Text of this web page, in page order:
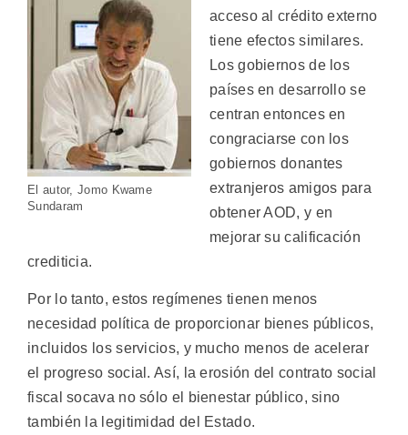
El autor, Jomo Kwame
Sundaram
acceso al crédito externo
tiene efectos similares.
Los gobiernos de los
países en desarrollo se
centran entonces en
congraciarse con los
gobiernos donantes
extranjeros amigos para
obtener AOD, y en
mejorar su calificación
crediticia.
Por lo tanto, estos regímenes tienen menos
necesidad política de proporcionar bienes públicos,
incluidos los servicios, y mucho menos de acelerar
el progreso social. Así, la erosión del contrato social
fiscal socava no sólo el bienestar público, sino
también la legitimidad del Estado.